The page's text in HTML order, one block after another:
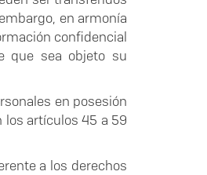
en armonía
confidencial
que sea objeto su
en posesión
los artículos 45 a 59
a los derechos